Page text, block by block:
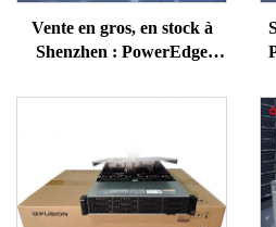
Vente en gros, en stock à
Shenzhen : PowerEdge
station de travail rack 1U,